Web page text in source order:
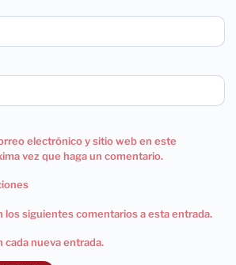
electrónico y sitio web en este
vez que haga un comentario.
los siguientes comentarios a esta entrada.
cada nueva entrada.